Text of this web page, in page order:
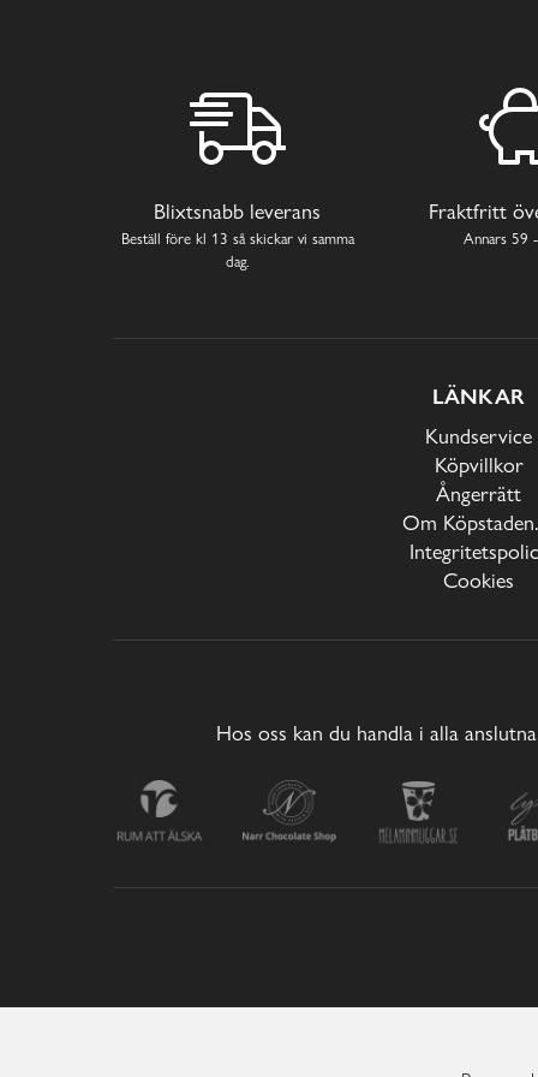
Blixtsnabb leverans
Beställ före kl 13 så skickar vi samma
dag.
Fraktfritt
Annars 59
LÄNKAR
Kundservice
Köpvillkor
Ångerrätt
Om
Cookies
Hos oss kan du handla i alla